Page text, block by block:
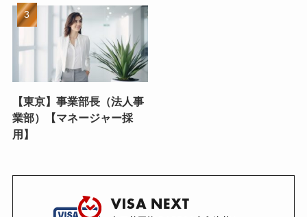
【東京】事業部長（法人事
業部）【マネージャー採
用】